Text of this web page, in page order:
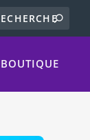
BOUTIQUE